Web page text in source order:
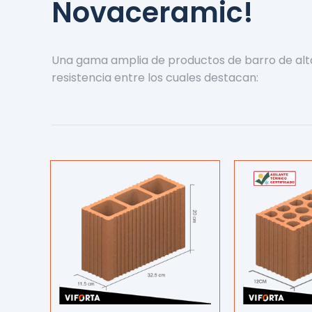
Novaceramic!
Una gama amplia de productos de barro de
resistencia entre los cuales destacan: